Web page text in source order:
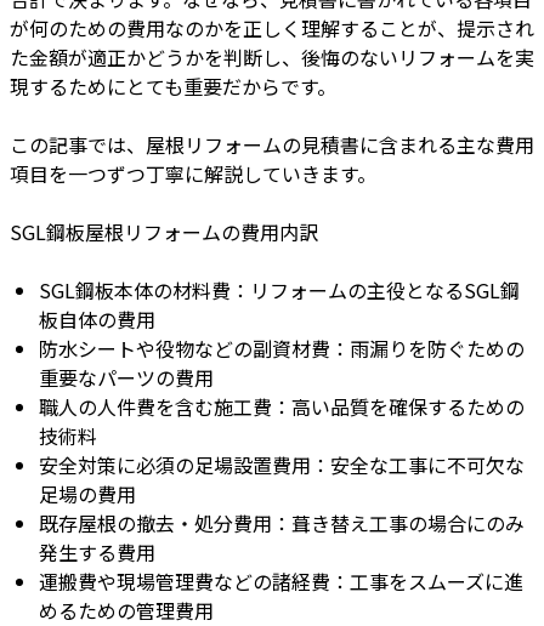
が何のための費用なのかを正しく理解することが、提示され
た金額が適正かどうかを判断し、後悔のないリフォームを実
現するためにとても重要だからです。
この記事では、屋根リフォームの見積書に含まれる主な費用
項目を一つずつ丁寧に解説していきます。
SGL鋼板屋根リフォームの費用内訳
SGL鋼板本体の材料費：リフォームの主役となるSGL鋼
板自体の費用
防水シートや役物などの副資材費：雨漏りを防ぐための
重要なパーツの費用
職人の人件費を含む施工費：高い品質を確保するための
技術料
安全対策に必須の足場設置費用：安全な工事に不可欠な
足場の費用
既存屋根の撤去・処分費用：葺き替え工事の場合にのみ
発生する費用
運搬費や現場管理費などの諸経費：工事をスムーズに進
めるための管理費用